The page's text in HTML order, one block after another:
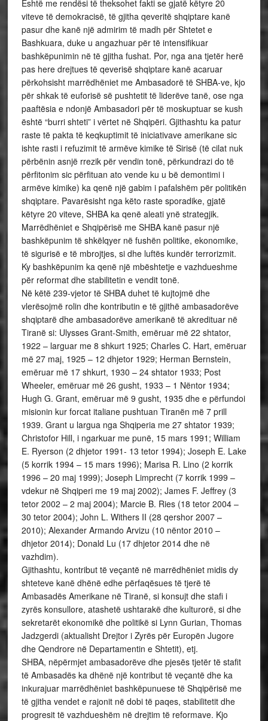
Është me rendësi të theksohet fakti se gjatë këtyre 20
viteve të demokracisë, të gjitha qeveritë shqiptare kanë
pasur dhe kanë një admirim të madh për Shtetet e
Bashkuara, duke u angazhuar për të intensifikuar
bashkëpunimin në të gjitha fushat. Por, nga ana tjetër herë
pas here drejtues të qeverisë shqiptare kanë acaruar
përkohsisht marrëdhëniet me Ambasadorë të SHBA-ve, kjo
për shkak të euforisë së pushtetit të liderëve tanë, ose nga
paaftësia e ndonjë Ambasadori për të moskuptuar se kush
është “burri shteti” i vërtet në Shqipëri. Gjithashtu ka patur
raste të pakta të keqkuptimit të iniciativave amerikane sic
ishte rasti i refuzimit të armëve kimike të Sirisë (të cilat nuk
përbënin asnjë rrezik për vendin tonë, përkundrazi do të
përfitonim sic përfituan ato vende ku u bë demontimi i
armëve kimike) ka qenë një gabim i pafalshëm për politikën
shqiptare. Pavarësisht nga këto raste sporadike, gjatë
këtyre 20 viteve, SHBA ka qenë aleati ynë strategjik.
Marrëdhëniet e Shqipërisë me SHBA kanë pasur një
bashkëpunim të shkëlqyer në fushën politike, ekonomike,
të sigurisë e të mbrojtjes, si dhe luftës kundër terrorizmit.
Ky bashkëpunim ka qenë një mbështetje e vazhdueshme
për reformat dhe stabilitetin e vendit tonë.
Në këtë 239-vjetor të SHBA duhet të kujtojmë dhe
vlerësojmë rolin dhe kontributin e të gjithë ambasadorëve
shqiptarë dhe ambasadorëve amerikanë të akredituar në
Tiranë si: Ulysses Grant-Smith, emëruar më 22 shtator,
1922 – larguar me 8 shkurt 1925; Charles C. Hart, emëruar
më 27 maj, 1925 – 12 dhjetor 1929; Herman Bernstein,
emëruar më 17 shkurt, 1930 – 24 shtator 1933; Post
Wheeler, emëruar më 26 gusht, 1933 – 1 Nëntor 1934;
Hugh G. Grant, emëruar më 9 gusht, 1935 dhe e përfundoi
misionin kur forcat italiane pushtuan Tiranën më 7 prill
1939. Grant u largua nga Shqiperia me 27 shtator 1939;
Christofor Hill, i ngarkuar me punë, 15 mars 1991; William
E. Ryerson (2 dhjetor 1991- 13 tetor 1994); Joseph E. Lake
(5 korrik 1994 – 15 mars 1996); Marisa R. Lino (2 korrik
1996 – 20 maj 1999); Joseph Limprecht (7 korrik 1999 –
vdekur në Shqiperi me 19 maj 2002); James F. Jeffrey (3
tetor 2002 – 2 maj 2004); Marcie B. Ries (18 tetor 2004 –
30 tetor 2004); John L. Withers II (28 qershor 2007 –
2010); Alexander Armando Arvizu (10 nëntor 2010 –
dhjetor 2014); Donald Lu (17 dhjetor 2014 dhe në
vazhdim).
Gjithashtu, kontribut të veçantë në marrëdhëniet midis dy
shteteve kanë dhënë edhe përfaqësues të tjerë të
Ambasadës Amerikane në Tiranë, si konsujt dhe stafi i
zyrës konsullore, atashetë ushtarakë dhe kulturorë, si dhe
sekretarët ekonomikë dhe politikë si Lynn Gurian, Thomas
Jadzgerdi (aktualisht Drejtor i Zyrës për Europën Jugore
dhe Qendrore në Departamentin e Shtetit), etj.
SHBA, nëpërmjet ambasadorëve dhe pjesës tjetër të stafit
të Ambasadës ka dhënë një kontribut të veçantë dhe ka
inkurajuar marrëdhëniet bashkëpunuese të Shqipërisë me
të gjitha vendet e rajonit në dobi të paqes, stabilitetit dhe
progresit të vazhdueshëm në drejtim të reformave. Kjo